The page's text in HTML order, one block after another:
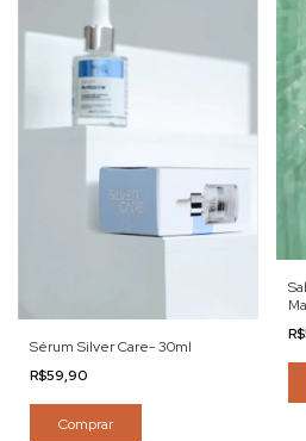
Sérum Silver Care- 30ml
R$59,90
Comprar